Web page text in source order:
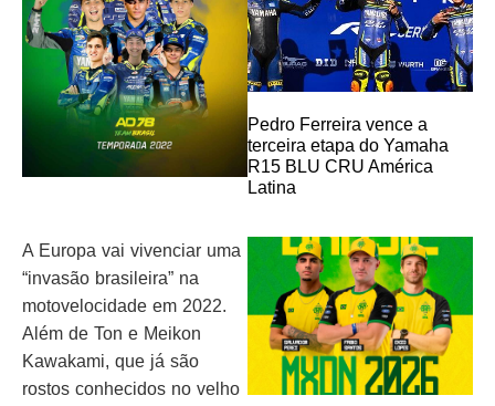
A Europa vai vivenciar uma
“invasão brasileira” na
motovelocidade em 2022.
Além de Ton e Meikon
Kawakami, que já são
rostos conhecidos no velho
Pedro Ferreira vence a
terceira etapa do Yamaha
R15 BLU CRU América
Latina